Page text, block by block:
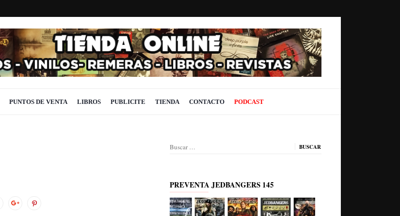
PUNTOS DE VENTA LIBROS PUBLICITE TIENDA CONTACTO PODCAST
Buscar:
PREVENTA JEDBANGERS 145